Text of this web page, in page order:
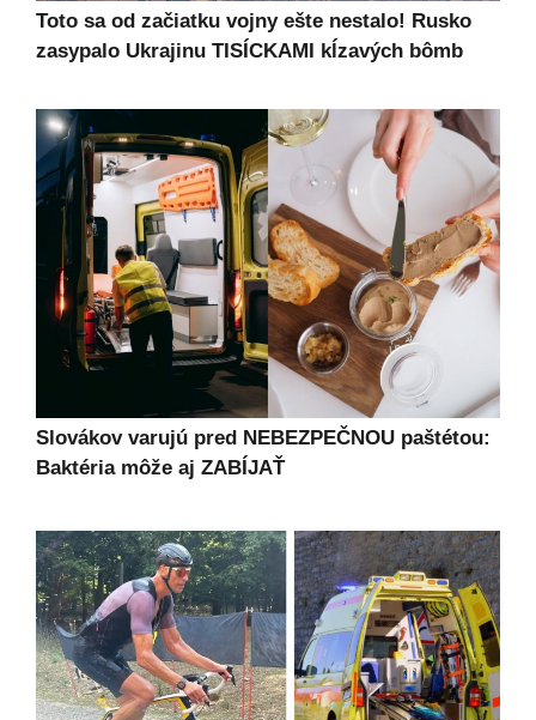
Toto sa od začiatku vojny ešte nestalo! Rusko
zasypalo Ukrajinu TISÍCKAMI kĺzavých bômb
Slovákov varujú pred NEBEZPEČNOU paštétou:
Baktéria môže aj ZABÍJAŤ